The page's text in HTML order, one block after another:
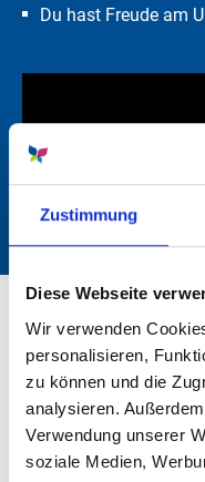
Zustimmung
Diese Webseite
Wir verwenden
personalisieren,
zu können und die
analysieren.
Verwendung unserer
soziale Medien,
Du hast Freude am
Du hast
FSJ/Bufdi?
Unsere
gern zur Seite!